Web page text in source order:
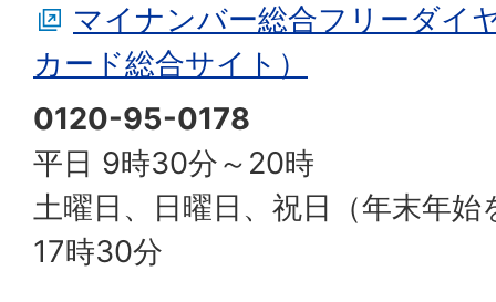
マイナンバー総合フリーダイ
カード総合サイト）
0120-95-0178
平日 9時30分～20時
土曜日、日曜日、祝日（年末年
17時30分